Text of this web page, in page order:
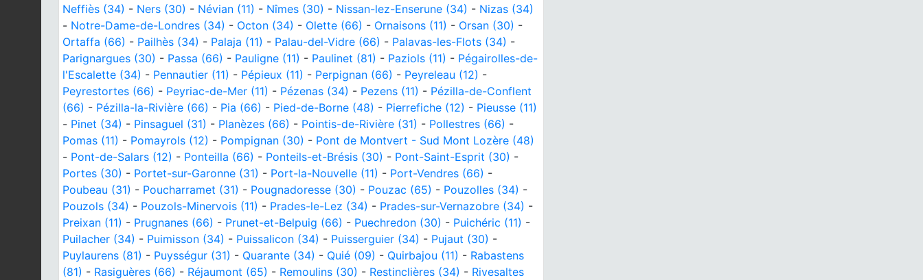
Neffiès (34) - Ners (30) - Névian (11) - Nîmes (30) - Nissan-lez-Enserune (34) - Nizas (34)
- Notre-Dame-de-Londres (34) - Octon (34) - Olette (66) - Ornaisons (11) - Orsan (30) -
Ortaffa (66) - Pailhès (34) - Palaja (11) - Palau-del-Vidre (66) - Palavas-les-Flots (34) -
Parignargues (30) - Passa (66) - Pauligne (11) - Paulinet (81) - Paziols (11) - Pégairolles-de-
l'Escalette (34) - Pennautier (11) - Pépieux (11) - Perpignan (66) - Peyreleau (12) -
Peyrestortes (66) - Peyriac-de-Mer (11) - Pézenas (34) - Pezens (11) - Pézilla-de-Conflent
(66) - Pézilla-la-Rivière (66) - Pia (66) - Pied-de-Borne (48) - Pierrefiche (12) - Pieusse (11)
- Pinet (34) - Pinsaguel (31) - Planèzes (66) - Pointis-de-Rivière (31) - Pollestres (66) -
Pomas (11) - Pomayrols (12) - Pompignan (30) - Pont de Montvert - Sud Mont Lozère (48)
- Pont-de-Salars (12) - Ponteilla (66) - Ponteils-et-Brésis (30) - Pont-Saint-Esprit (30) -
Portes (30) - Portet-sur-Garonne (31) - Port-la-Nouvelle (11) - Port-Vendres (66) -
Poubeau (31) - Poucharramet (31) - Pougnadoresse (30) - Pouzac (65) - Pouzolles (34) -
Pouzols (34) - Pouzols-Minervois (11) - Prades-le-Lez (34) - Prades-sur-Vernazobre (34) -
Preixan (11) - Prugnanes (66) - Prunet-et-Belpuig (66) - Puechredon (30) - Puichéric (11) -
Puilacher (34) - Puimisson (34) - Puissalicon (34) - Puisserguier (34) - Pujaut (30) -
Puylaurens (81) - Puysségur (31) - Quarante (34) - Quié (09) - Quirbajou (11) - Rabastens
(81) - Rasiguères (66) - Réjaumont (65) - Remoulins (30) - Restinclières (34) - Rivesaltes